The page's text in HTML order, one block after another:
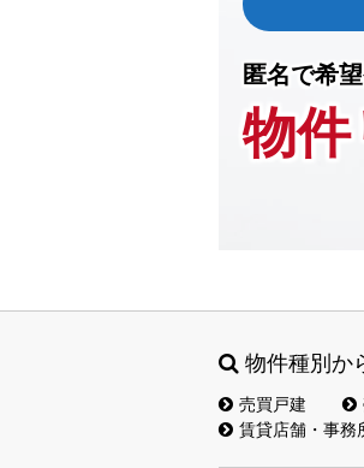
匿名で希
物件
物件種別か
売買戸建
賃貸店舗・事務